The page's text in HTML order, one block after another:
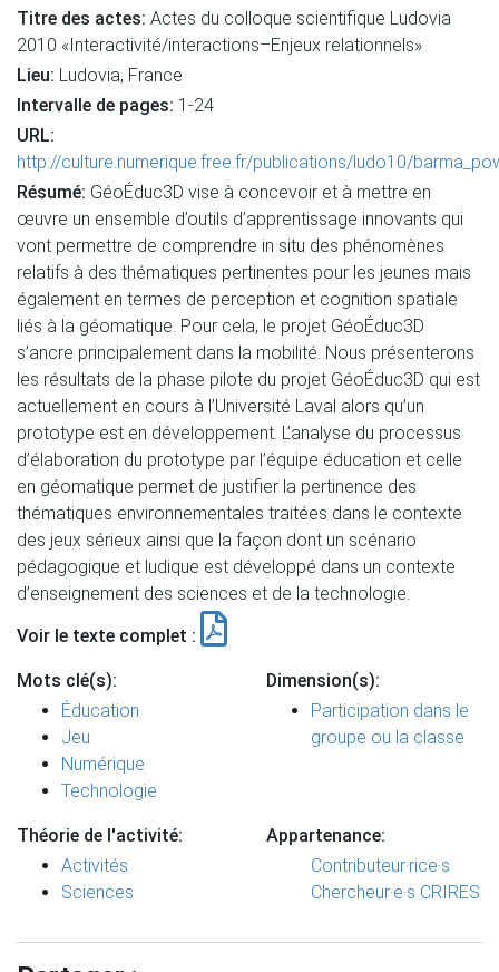
Titre des actes: Actes du colloque scientifique Ludovia
2010 «Interactivité/interactions–Enjeux relationnels»
Lieu: Ludovia, France
Intervalle de pages: 1-24
URL:
http://culture.numerique.free.fr/publications/ludo10/
Résumé: GéoÉduc3D vise à concevoir et à mettre en
œuvre un ensemble d’outils d’apprentissage innovants qui
vont permettre de comprendre in situ des phénomènes
relatifs à des thématiques pertinentes pour les jeunes mais
également en termes de perception et cognition spatiale
liés à la géomatique. Pour cela, le projet GéoÉduc3D
s’ancre principalement dans la mobilité. Nous présenterons
les résultats de la phase pilote du projet GéoÉduc3D qui est
actuellement en cours à l’Université Laval alors qu’un
prototype est en développement. L’analyse du processus
d’élaboration du prototype par l’équipe éducation et celle
en géomatique permet de justifier la pertinence des
thématiques environnementales traitées dans le contexte
des jeux sérieux ainsi que la façon dont un scénario
pédagogique et ludique est développé dans un contexte
d’enseignement des sciences et de la technologie.
Voir le texte complet :
Mots clé(s):
Éducation
Jeu
Numérique
Technologie
Dimension(s):
Participation dans le
groupe ou la classe
Théorie de l'activité:
Activités
Sciences
Appartenance:
Contributeur·rice·s
Chercheur·e·s CRIRES